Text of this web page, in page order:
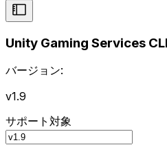
Unity Gaming Services CLI
バージョン:
v1.9
サポート対象